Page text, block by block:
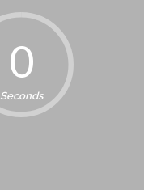
Seconds